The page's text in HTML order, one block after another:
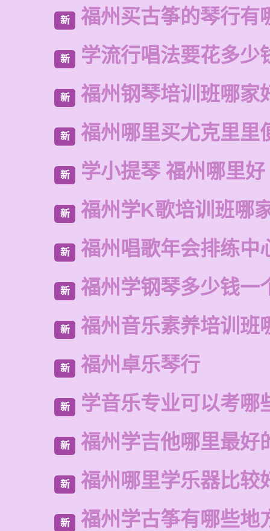
新 福州买古筝的琴行有
新 学流行唱法要花多少
新 福州钢琴培训班哪家
新 福州哪里买尤克里里
新 学小提琴 福州哪里好
新 福州学K歌培训班哪
新 福州唱歌年会排练中
新 福州学钢琴多少钱一
新 福州音乐素养培训班
新 福州卓乐琴行
新 学音乐专业可以考哪
新 福州学吉他哪里最好
新 福州哪里学乐器比较
新 福州学古筝有哪些地